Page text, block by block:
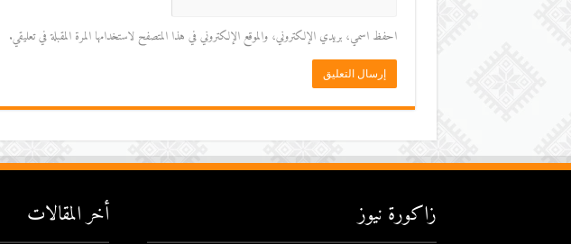
احفظ اسمي، بريدي الإلكتروني، والموقع الإلكتروني في هذا المتصفح لاستخدامها المرة المقبلة في تعليقي.
زاكورة نيوز أخر المقالات